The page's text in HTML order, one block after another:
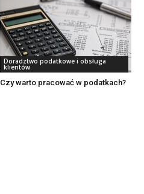
Doradztwo podatkowe i obsługa
klientów
Czy warto pracować w podatkach?